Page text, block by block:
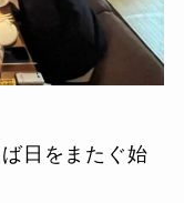
日をまたぐ始